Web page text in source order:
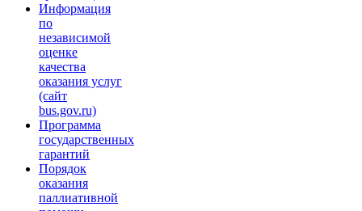
Информация
по
независимой
оценке
качества
оказания услуг
(сайт
bus.gov.ru)
Программа
государственных
гарантий
Порядок
оказания
паллиативной